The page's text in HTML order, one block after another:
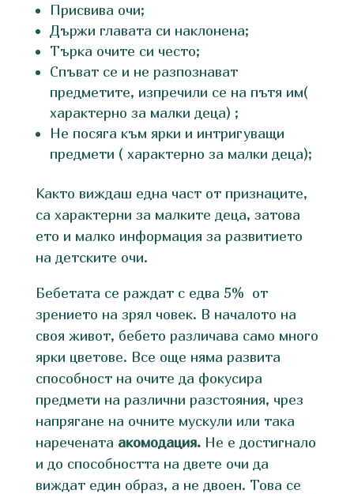
Присвива очи;
Държи главата си наклонена;
Търка очите си често;
Спъват се и не разпознават
предметите, изпречили се на пътя им(
характерно за малки деца) ;
Не посяга към ярки и интригуващи
предмети ( характерно за малки деца);
Както виждаш една част от признаците,
са характерни за малките деца, затова
ето и малко информация за развитието
на детските очи.
Бебетата се раждат с едва 5% от
зрението на зрял човек. В началото на
своя живот, бебето различава само много
ярки цветове. Все още няма развита
способност на очите да фокусира
предмети на различни разстояния, чрез
напрягане на очните мускули или така
наречената акомодация.Не е достигнало
и до способността на двете очи да
виждат един образ, а не двоен. Това се